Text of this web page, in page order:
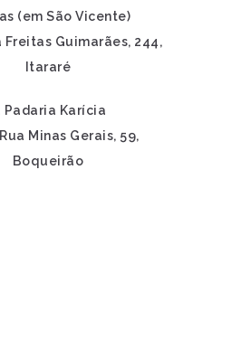
(em São Vicente)
Freitas Guimarães, 244,
Itararé
Padaria Karícia
Minas Gerais, 59,
Boqueirão